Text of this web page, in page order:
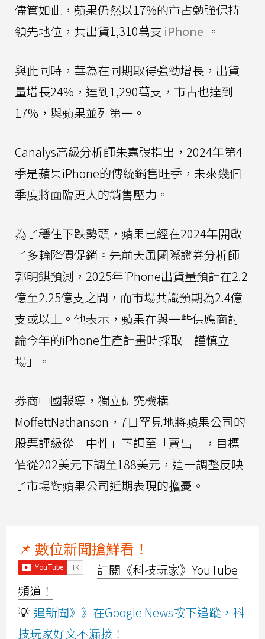
儘管如此，蘋果仍然以17%的市占勉強保持
領先地位，共出貨1,310萬支 iPhone 。
與此同時，華為在同期取得強勁增長，出貨
量增長24%，達到1,290萬支，市占也達到
17%，與蘋果並列第一。
Canalys高級分析師朱嘉弢指出，2024年第4
季是蘋果iPhone的傳統銷售旺季，未來幾個
季度將面臨更大的銷售壓力。
為了穩住下跌勢頭，蘋果已經在2024年開啟
了多輪降價促銷。先前天風國際證券分析師
郭明錤預測，2025年iPhone出貨量預計在2.2
億至2.25億支之間，而市場共識預期為2.4億
支或以上。他表示，蘋果在與一些供應商討
論今年的iPhone生產計畫時採取「謹慎立
場」。
券商中國報導，獨立研究機構
MoffettNathanson，7日罕見地將蘋果公司的
股票評級從「中性」下調至「賣出」，目標
價從202美元下調至188美元，這一調整反映
了市場對蘋果公司近期表現的擔憂。
📌 數位新聞搶鮮看！
訂閱《科技玩家》YouTube
頻道！
💡 追新聞》》在Google News按下追蹤，科
技玩家好文不漏接！